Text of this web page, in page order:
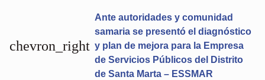
Ante autoridades y comunidad
samaria se presentó el diagnóstico
y plan de mejora para la Empresa
de Servicios Públicos del Distrito
de Santa Marta – ESSMAR
chevron_right